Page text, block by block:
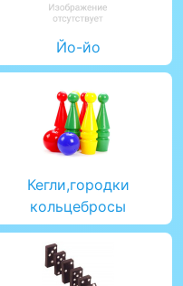
Йо-йо
Кегли,городки
кольцебросы